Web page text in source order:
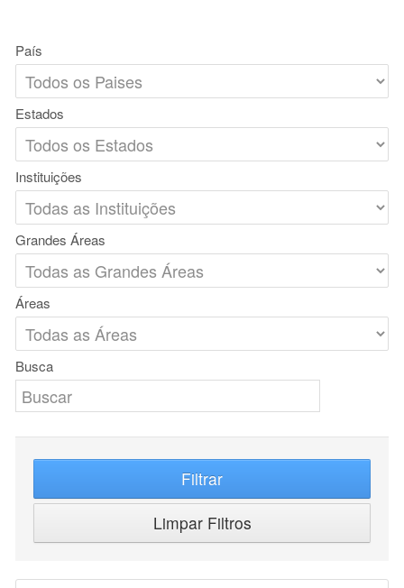
País
Estados
Instituições
Grandes Áreas
Áreas
Busca
Filtrar
Limpar Filtros